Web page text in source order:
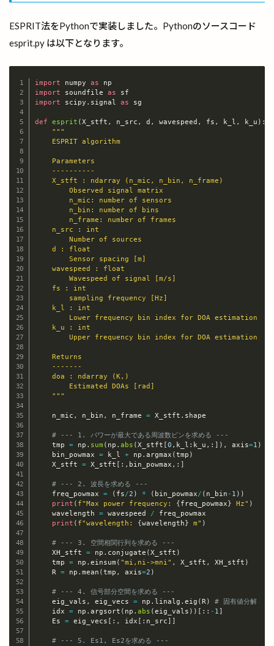
ESPRIT法をPythonで実装しました。Pythonのソースコード
esprit.py は以下となります。
import numpy as
import soundfile as
import scipy . signal as sg
def esprit ( X_stft , n_src , d , wavespeed , fs , k_l , k_u ) :
"""
    ESPRIT algorithm
    Parameters
    ----------
    X_stft : ndarray (n_mic, n_bin, n_frame)
        Observed signal matrix
        n_mic: number of sensors
        n_bin: number of bins
        n_frame: number of frames
    n_src : int
        Number of sources
    d : float
        Sensor spacing [m]
    wavespeed : float
        Wavespeed of signal [m/s]
    fs : int
        sampling frequency [Hz]
    k_l : int
        Lower frequency bin index for DOA estimation
    k_u : int
        Upper frequency bin index for DOA estimation
    Returns
    -------
    doa : ndarray (K,)
        Estimated DOAs [rad]
    """
    n_mic
, n_bin , n_frame = X_stft . shape
# --- 1. パワーが最大である周波数ビンを求める ---
    tmp
= np . sum ( np . abs ( X_stft 0 , k_l : k_u , : ) , axis=1 )
    bin_powmax
= k_l + np . argmax ( tmp )
    X_stft
= X_stft : , bin_powmax , :
# --- 2. 波長を求める ---
    freq_powmax
= ( fs/2 ) * ( bin_powmax/ ( n_bin - 1 ) )
print ( f"Max power frequency: { freq_powmax } Hz" )
    wavelength
= wavespeed / freq_powmax
print ( f"wavelength: { wavelength } m" )
# --- 3. 空間相関行列を求める ---
    XH_stft
= np . conjugate ( X_stft )
    tmp
= np . einsum ( "mi,ni->mni" , X_stft , XH_stft )
    R
= np . mean ( tmp , axis=2 )
# --- 4. 信号部分空間を求める ---
    eig_vals
, eig_vecs = np . linalg . eig ( R)
# 固有値分解
    idx
= np . argsort ( np . abs ( eig_vals ) ) : : - 1
    Es
= eig_vecs : , idx : n_src
# --- 5. Es1, Es2を求める ---